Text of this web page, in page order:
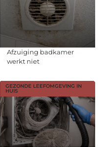
Afzuiging badkamer
werkt niet
GEZONDE LEEFOMGEVING IN
HUIS